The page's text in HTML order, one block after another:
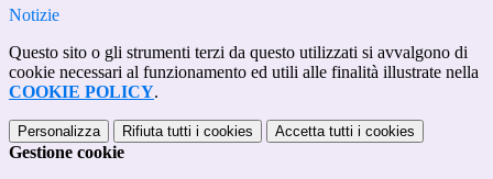
Notizie
Questo sito o gli strumenti terzi da questo utilizzati si avvalgono di
cookie necessari al funzionamento ed utili alle finalità illustrate nella
COOKIE POLICY.
Personalizza Rifiuta tutti i cookies Accetta tutti i cookies
Gestione cookie